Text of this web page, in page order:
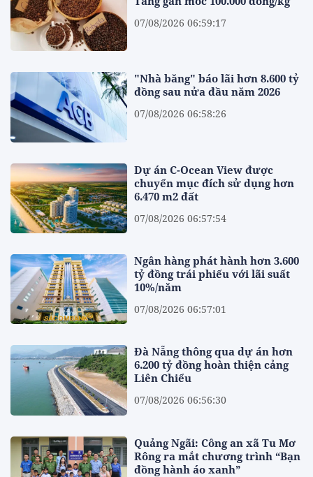
07/08/2026 06:59:17
"Nhà băng" báo lãi hơn 8.600 tỷ
đồng sau nửa đầu năm 2026
07/08/2026 06:58:26
Dự án C-Ocean View được
chuyển mục đích sử dụng hơn
6.470 m2 đất
07/08/2026 06:57:54
Ngân hàng phát hành hơn 3.600
tỷ đồng trái phiếu với lãi suất
10%/năm
07/08/2026 06:57:01
Đà Nẵng thông qua dự án hơn
6.200 tỷ đồng hoàn thiện cảng
Liên Chiểu
07/08/2026 06:56:30
Quảng Ngãi: Công an xã Tu Mơ
Rông ra mắt chương trình “Bạn
đồng hành áo xanh”